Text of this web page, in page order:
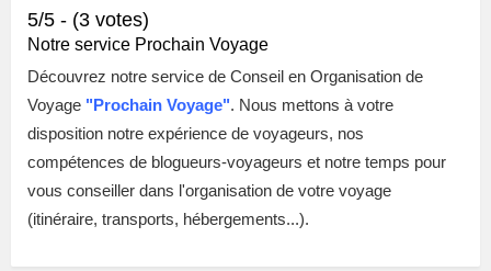
5/5 - (3 votes)
Notre service Prochain Voyage
Découvrez notre service de Conseil en Organisation de
Voyage "Prochain Voyage". Nous mettons à votre
disposition notre expérience de voyageurs, nos
compétences de blogueurs-voyageurs et notre temps pour
vous conseiller dans l'organisation de votre voyage
(itinéraire, transports, hébergements...).